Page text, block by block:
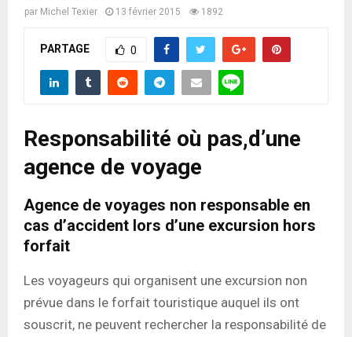
par Michel Texier 13 février 2015 1892
PARTAGE 0
Responsabilité où pas,d’une
agence de voyage
Agence de voyages non responsable en
cas d’accident lors d’une excursion hors
forfait
Les voyageurs qui organisent une excursion non
prévue dans le forfait touristique auquel ils ont
souscrit, ne peuvent rechercher la responsabilité de